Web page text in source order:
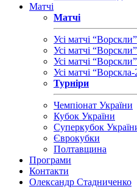
Матчі
Матчі
Усі матчі “Ворскли”
Усі матчі
Усі матчі
Усі матчі “Ворскла-
Турніри
Чемпіонат України
Кубок України
Суперкубок
Єврокубки
Полтавщина
Програми
Контакти
Олександр Стадниченко